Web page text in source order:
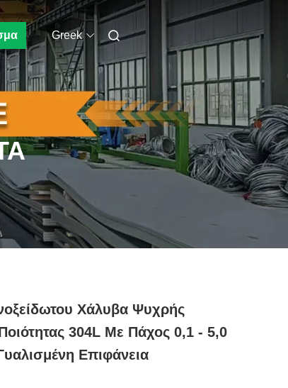
Greek
Χάλυβα Ψυχρής
304L Με Πάχος 0,1 - 5,0
Επιφάνεια